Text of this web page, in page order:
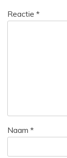
Reactie *
Naam *